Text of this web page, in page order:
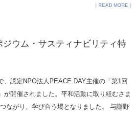
READ MORE
ウム・サスティナビリティ特
、認定NPO法人PEACE DAY主催の「第1回
が開催されました。平和活動に取り組むさま
ながり、学び合う場となりました。 与謝野